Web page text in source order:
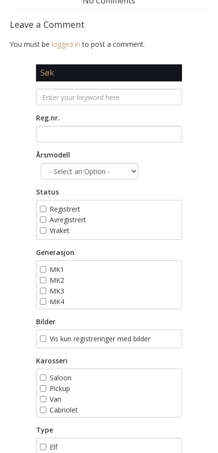
Leave a Comment
You must be logged in to post a comment.
Søk
Reg.nr.
Årsmodell
Status
Registrert
Avregistrert
Vraket
Generasjon
MK1
MK2
MK3
MK4
MK5
MK6
MK7
Bilder
Vis kun registreringer med bilder
Karosseri
Saloon
Pickup
Van
Cabriolet
Stasjonsvogn
Type
Elf